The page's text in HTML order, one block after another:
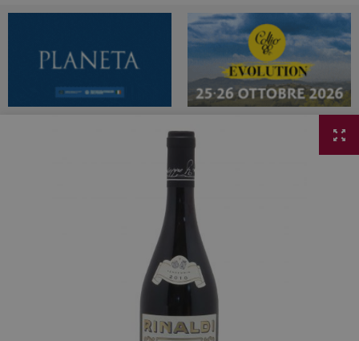
WINENEWS TV